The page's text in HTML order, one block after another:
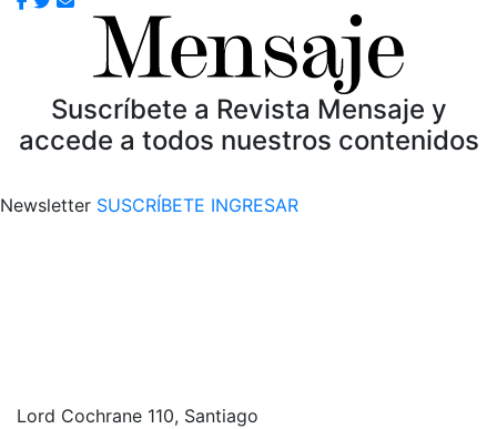
Suscríbete a Revista Mensaje y
accede a todos nuestros contenidos
Newsletter SUSCRÍBETE INGRESAR
Lord Cochrane 110, Santiago